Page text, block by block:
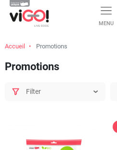
MENU
Accueil Promotions
Promotions
Filter